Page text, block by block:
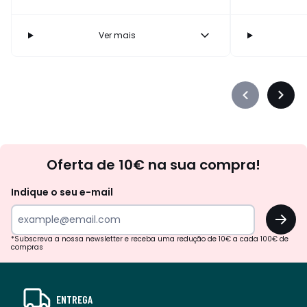
Ver mais
Précédent
Oferta de 10€ na sua compra!
Indique o seu e-mail
OK
*Subscreva a nossa newsletter e receba uma redução de 10€ a cada 100€ de
compras
ENTREGA